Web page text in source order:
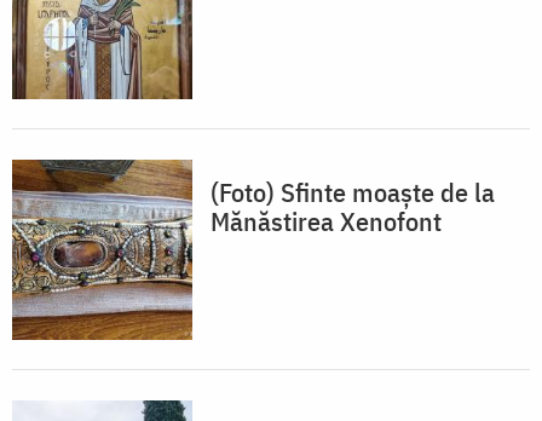
(Foto) Sfinte moaște de la
Mănăstirea Xenofont